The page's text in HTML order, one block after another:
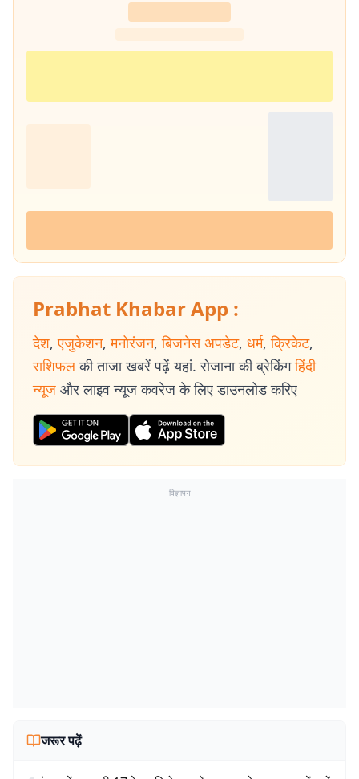
Prabhat Khabar App :
देश, एजुकेशन, मनोरंजन, बिजनेस अपडेट, धर्म, क्रिकेट,
राशिफल की ताजा खबरें पढ़ें यहां. रोजाना की ब्रेकिंग हिंदी
न्यूज और लाइव न्यूज कवरेज के लिए डाउनलोड करिए
विज्ञापन
जरूर पढ़ें